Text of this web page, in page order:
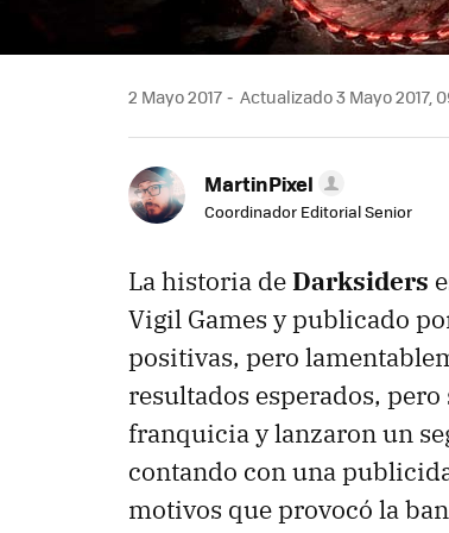
2 Mayo 2017 Actualizado 3 Mayo 2017,
MartinPixel
Coordinador Editorial Senior
La historia deDarksiders
Vigil Games y publicado
positivas, pero
resultados esperados,
franquicia y lanzaron un
contando con una
motivos que provocó la